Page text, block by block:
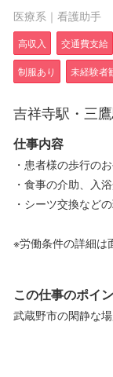
医療系｜看護助手
高収入 交通費支給
制服あり 未経験者
吉祥寺駅・三
仕事内容
・患者様の歩行の
・食事の介助、入
・シーツ交換など
※労働条件の詳細は
この仕事のポイ
武蔵野市の閑静な